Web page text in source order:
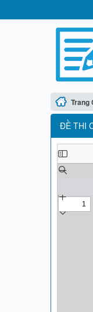
Trang
ĐỀ THI